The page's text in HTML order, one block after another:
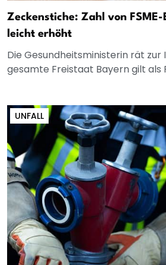
Zeckenstiche: Zahl von
leicht erhöht
Die Gesundheitsministerin rät zur
gesamte Freistaat Bayern gilt als
UNFALL